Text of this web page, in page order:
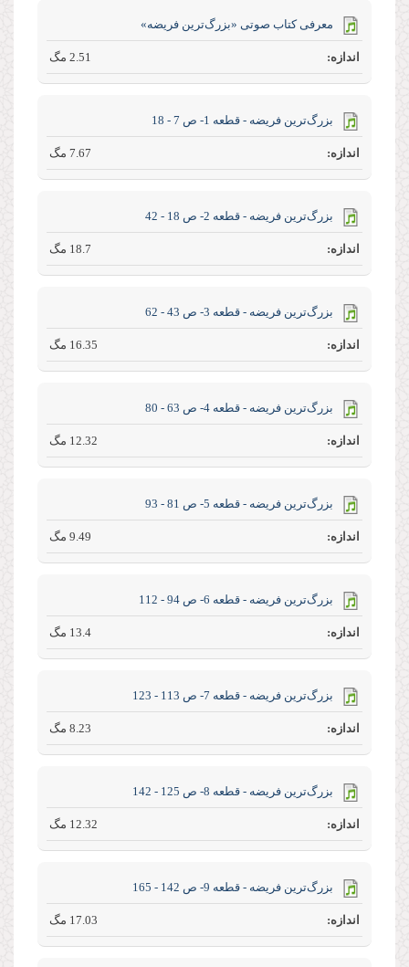
معرفی کتاب صوتی «بزرگ‌ترین فریضه»
2.51 مگ
بزرگ‌ترین فریضه - قطعه 1- ص 7 - 18
7.67 مگ
بزرگ‌ترین فریضه - قطعه 2- ص 18 - 42
18.7 مگ
بزرگ‌ترین فریضه - قطعه 3- ص 43 - 62
16.35 مگ
بزرگ‌ترین فریضه - قطعه 4- ص 63 - 80
12.32 مگ
بزرگ‌ترین فریضه - قطعه 5- ص 81 - 93
9.49 مگ
بزرگ‌ترین فریضه - قطعه 6- ص 94 - 112
13.4 مگ
بزرگ‌ترین فریضه - قطعه 7- ص 113 - 123
8.23 مگ
بزرگ‌ترین فریضه - قطعه 8- ص 125 - 142
12.32 مگ
بزرگ‌ترین فریضه - قطعه 9- ص 142 - 165
17.03 مگ